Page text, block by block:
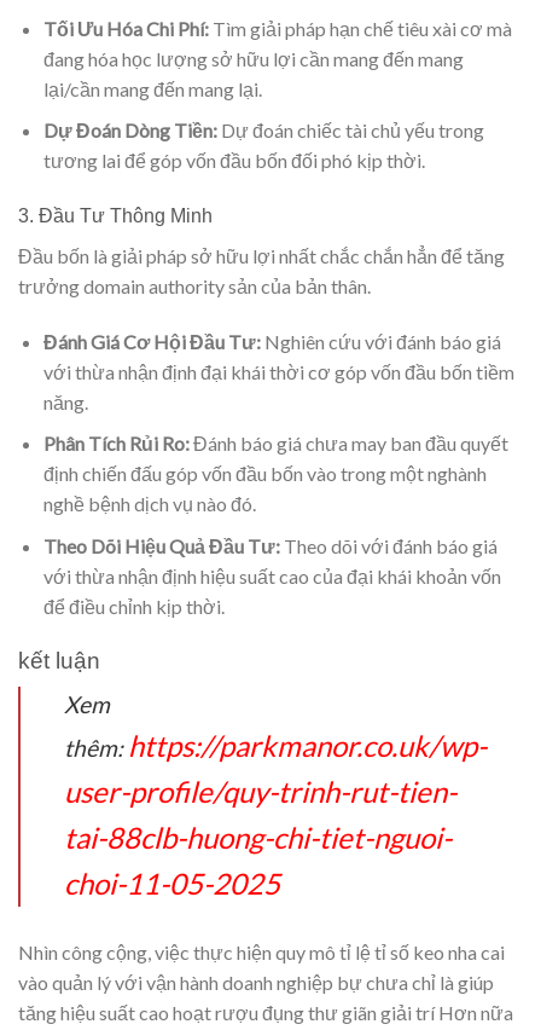
Tối Ưu Hóa Chi Phí:Tìm giải pháp hạn chế tiêu xài cơ mà
đang hóa học lượng sở hữu lợi cần mang đến mang
lại/cần mang đến mang lại.
Dự Đoán Dòng Tiền:Dự đoán chiếc tài chủ yếu trong
tương lai để góp vốn đầu bốn đối phó kịp thời.
3. Đầu Tư Thông Minh
Đầu bốn là giải pháp sở hữu lợi nhất chắc chắn hẳn để tăng
trưởng domain authority sản của bản thân.
Đánh Giá Cơ Hội Đầu Tư:Nghiên cứu với đánh báo giá
với thừa nhận định đại khái thời cơ góp vốn đầu bốn tiềm
năng.
Phân Tích Rủi Ro:Đánh báo giá chưa may ban đầu quyết
định chiến đấu góp vốn đầu bốn vào trong một nghành
nghề bệnh dịch vụ nào đó.
Theo Dõi Hiệu Quả Đầu Tư:Theo dõi với đánh báo giá
với thừa nhận định hiệu suất cao của đại khái khoản vốn
để điều chỉnh kịp thời.
kết luận
Xem
thêm: https://parkmanor.co.uk/wp-
user-profile/quy-trinh-rut-tien-
tai-88clb-huong-chi-tiet-nguoi-
choi-11-05-2025
Nhìn công cộng, việc thực hiện quy mô tỉ lệ tỉ số keo nha cai
vào quản lý với vận hành doanh nghiệp bự chưa chỉ là giúp
tăng hiệu suất cao hoạt rượu đụng thư giãn giải trí Hơn nữa